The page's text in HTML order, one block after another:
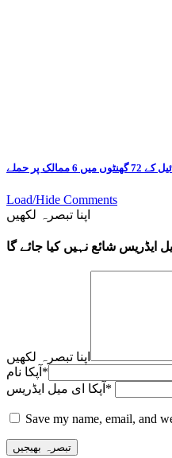
میں 6 ممالک پر حملے
Load/Hide Comments
اپنا تبصرہ لکھیں
ایڈریس شائع نہیں کیا جائے گا
اپنا تبصرہ لکھیں
آپکا نام *
آپکا ای میل ایڈریس *
Save my name, email, and